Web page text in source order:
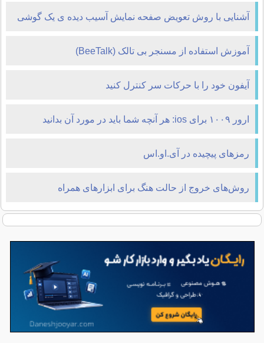
آشنایی با روش تعویض صفحه نمایش آسیب دیده‌ ی یک گوشی
آموزش استفاده از مسنجر بی تالک (BeeTalk)
آیفون خود را با حرکات سر کنترل کنید
ارور ۱۰۰۹ برای ios: هر آنچه شما باید در مورد آن بدانید
رمزهای پیچیده در آی‌.او‌.اس
روش‌های خروج از حالت هنگ برای ابزارهای همراه